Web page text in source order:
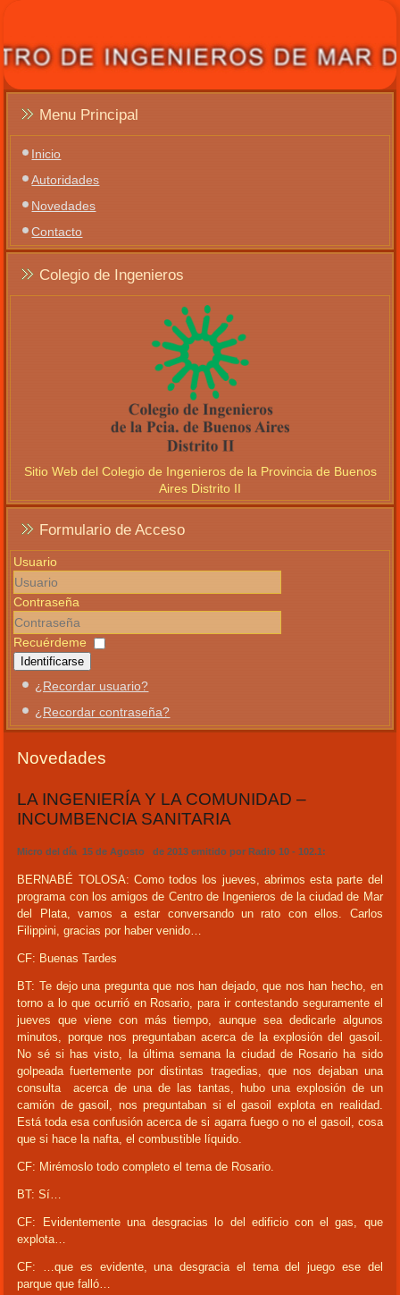
Menu Principal
Inicio
Autoridades
Novedades
Contacto
Colegio de Ingenieros
Sitio Web del Colegio de Ingenieros de la Provincia de Buenos
Aires Distrito II
Formulario de Acceso
Usuario
Contraseña
Recuérdeme
Identificarse
¿Recordar usuario?
¿Recordar contraseña?
Novedades
LA INGENIERÍA Y LA COMUNIDAD –
INCUMBENCIA SANITARIA
Micro del día 15 de Agosto de 2013 emitido por Radio 10 - 102.1:
BERNABÉ TOLOSA: Como todos los jueves, abrimos esta parte del
programa con los amigos de Centro de Ingenieros de la ciudad de Mar
del Plata, vamos a estar conversando un rato con ellos. Carlos
Filippini, gracias por haber venido…
CF: Buenas Tardes
BT: Te dejo una pregunta que nos han dejado, que nos han hecho, en
torno a lo que ocurrió en Rosario, para ir contestando seguramente el
jueves que viene con más tiempo, aunque sea dedicarle algunos
minutos, porque nos preguntaban acerca de la explosión del gasoil.
No sé si has visto, la última semana la ciudad de Rosario ha sido
golpeada fuertemente por distintas tragedias, que nos dejaban una
consulta acerca de una de las tantas, hubo una explosión de un
camión de gasoil, nos preguntaban si el gasoil explota en realidad.
Está toda esa confusión acerca de si agarra fuego o no el gasoil, cosa
que si hace la nafta, el combustible líquido.
CF: Mirémoslo todo completo el tema de Rosario.
BT: Sí…
CF: Evidentemente una desgracias lo del edificio con el gas, que
explota…
CF: …que es evidente, una desgracia el tema del juego ese del
parque que falló…